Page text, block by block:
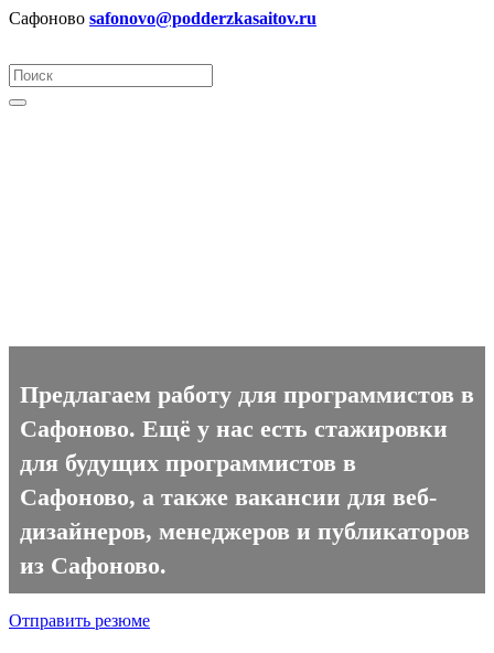
Сафоново safonovo@podderzkasaitov.ru
Предлагаем работу для программистов в
Сафоново. Ещё у нас есть стажировки
для будущих программистов в
Сафоново, а также вакансии для веб-
дизайнеров, менеджеров и публикаторов
из Сафоново.
Отправить резюме